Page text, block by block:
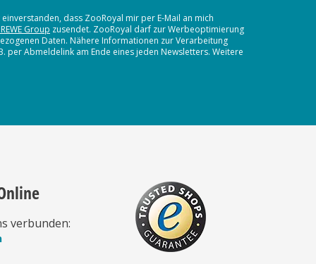
dass ZooRoyal mir per E-Mail an mich
Group zusendet. ZooRoyal darf zur Werbeoptimierung
Daten. Nähere Informationen zur Verarbeitung
per Abmeldelink am Ende eines jeden Newsletters. Weitere
verbunden: